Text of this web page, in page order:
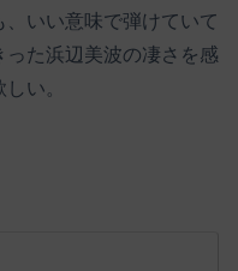
いい意味で弾けていて
た浜辺美波の凄さを感
い。